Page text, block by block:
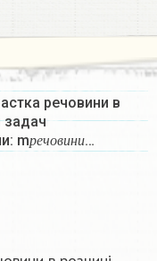
речовини в
задач
m р е ч о в и н и …